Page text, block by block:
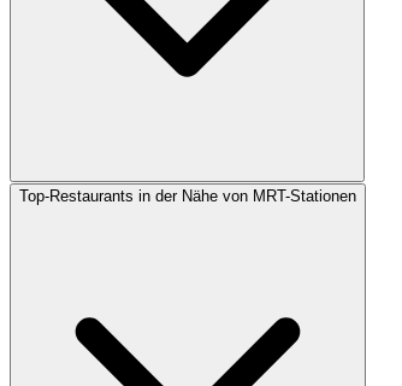
Top-Restaurants in der Nähe von MRT-Stationen